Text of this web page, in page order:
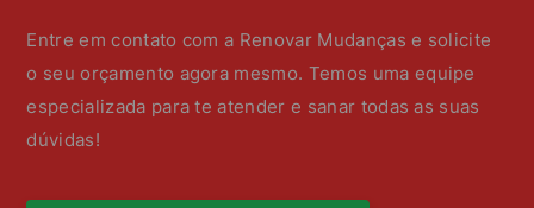
Entre em contato com a Renovar Mudanças e solicite
o seu orçamento agora mesmo. Temos uma equipe
especializada para te atender e sanar todas as suas
dúvidas!